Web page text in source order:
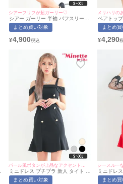
シアーフリフが超ガーリー♡
シアー ガーリー 半袖 パフスリーブ
ハイウエスト切替 フレア ミニドレ
ス (Sサイズ〜XLサイズ)(あおぽん/
ミネット]
まとめ買い対象
¥4,900
メリハリの
ベアトッ
フレアド
用/Mサイ
まとめ
¥4,290
ミニドレス プチプラ 新人 タイト オ
フショル 低身長 胸元隠し ダブル
ボタン 黒 キャバドレス (あおぽん着
まとめ買い対象
シースルー
ミニドレ
り セクシ
ドット柄
まとめ